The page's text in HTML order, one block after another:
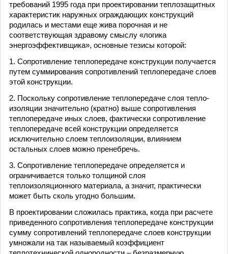
требований 1995 года при проектировании теплозащитных
характеристик наружных ограждающих конструкций
родилась и местами еще жива порочная и не
соответствующая здравому смыслу «логика
энергоэффективщика», основные тезисы которой:
1. Сопротивление теплопередаче конструкции получается
путем суммирования сопротивлений теплопередаче слоев
этой конструкции.
2. Поскольку сопротивление теплопередаче слоя тепло­
изоляции значительно (кратно) выше сопротивления
тепло­передаче иных слоев, фактически сопротивление
тепло­передаче всей конструкции определяется
исключительно слоем теплоизоляции, влиянием
остальных слоев можно пренебречь.
3. Сопротивление теплопередаче определяется и
ограничивается только толщиной слоя
теплоизоляционного материала, а значит, практически
может быть сколь угодно большим.
В проектировании сложилась практика, когда при расчете
приведенного сопротивления теплопередаче конструкции
сумму сопротивлений теплопередаче слоев конструкции
умно­жали на так называемый коэффициент